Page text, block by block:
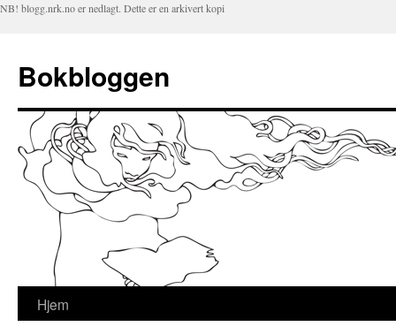
NB! blogg.nrk.no er nedlagt. Dette er en arkivert kopi
Bokbloggen
Hopp
Hjem